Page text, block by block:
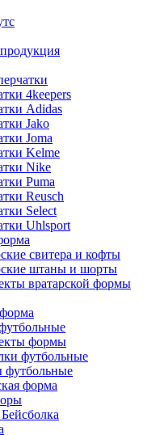
4keepers
Adidas
Jako
Joma
Kelme
Nike
Puma
Reusch
Select
Uhlsport
свитера и кофты
штаны и шорты
вратарской формы
формы
футбольные
форма